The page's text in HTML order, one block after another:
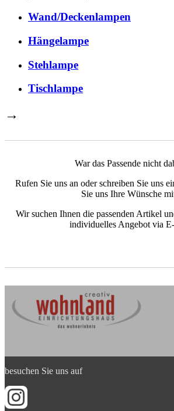
Wand/Deckenlampen
Hängelampe
Stehlampe
Tischlampe
→
War das Passende nicht
Rufen Sie uns an oder schreiben Sie uns
Sie uns Ihre Wünsche
Wir suchen Ihnen die passenden Artikel
individuelles Angebot via
besuchen Sie uns auf